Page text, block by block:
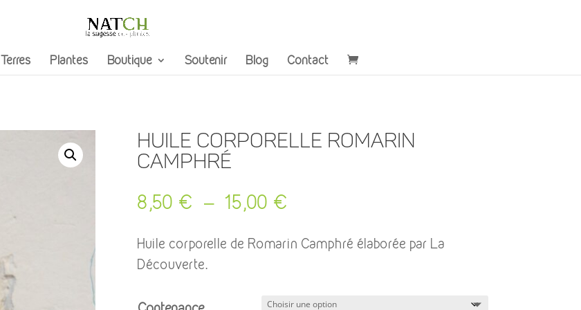
Terres Plantes Boutique Soutenir Blog Contact
Huile Corporelle Romarin
Camphré
8,50 € – 15,00 €
prix :
15,00 €
Huile corporelle de Romarin Camphré élaborée par La
Découverte.